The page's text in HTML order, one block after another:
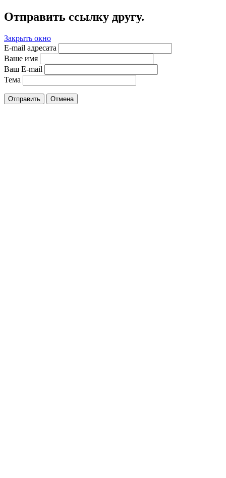
Отправить ссылку другу.
Закрыть окно
E-mail адресата
Ваше имя
Ваш E-mail
Тема
Отправить Отмена